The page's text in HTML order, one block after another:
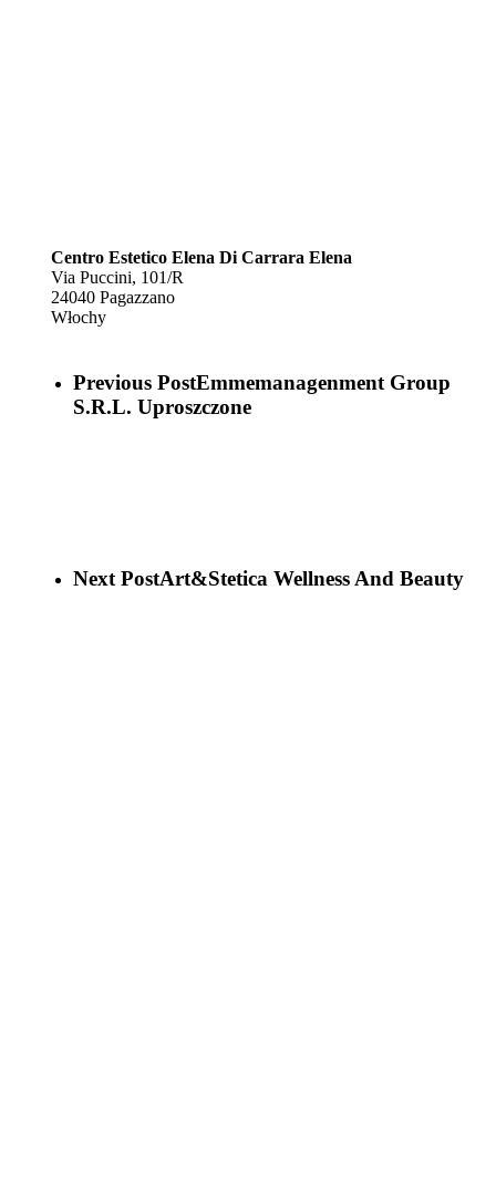
Centro Estetico Elena Di Carrara Elena
Via Puccini, 101/R
24040 Pagazzano
Włochy
Previous PostEmmemanagenment Group
S.R.L. Uproszczone
Next PostArt&Stetica Wellness And Beauty